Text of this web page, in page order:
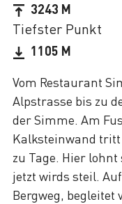
Vom Restaurant
Alpstrasse bis zu
der Simme. Am
Kalksteinwand
zu Tage. Hier
jetzt wirds steil.
Bergweg, begleitet
3243 M
Tiefster Punkt
1105 M